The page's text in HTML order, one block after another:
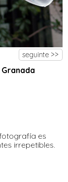
seguinte >>
es
irrepetibles.